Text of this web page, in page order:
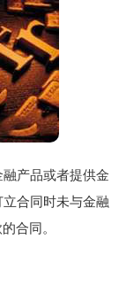
产品或者提供金
合同时未与金融
合同。